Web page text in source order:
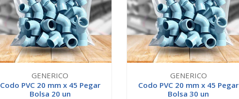
GENERICO
Codo PVC 20 mm x 45 Pegar
Bolsa 20 un
GENERICO
Codo PVC 20 mm x 45 Pegar
Bolsa 30 un